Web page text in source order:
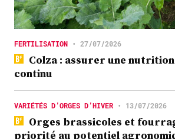
FERTILISATION • 27/07/2026
Colza : assurer une
continu
VARIÉTÉS D’ORGES D’HIVER • 13/07/2026
Orges brassicoles et
priorité au potentiel